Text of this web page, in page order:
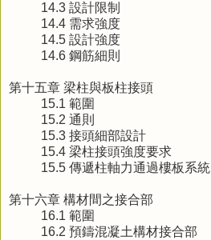
14.3 設計限制
14.4 需求強度
14.5 設計強度
14.6 鋼筋細則
第十五章 梁柱與板柱接頭
15.1 範圍
15.2 通則
15.3 接頭細部設計
15.4 梁柱接頭強度要求
15.5 傳遞柱軸力通過樓板系統
第十六章 構材間之接合部
16.1 範圍
16.2 預鑄混凝土構材接合部